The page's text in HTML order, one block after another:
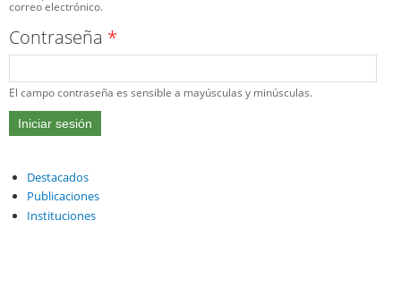
correo electrónico.
Contraseña *
El campo contraseña es sensible a mayúsculas y minúsculas.
Destacados
Publicaciones
Instituciones